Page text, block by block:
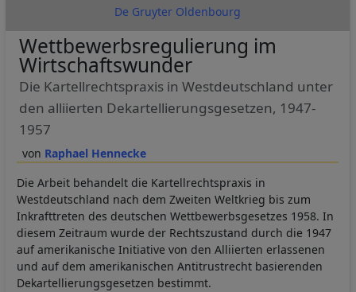
De Gruyter Oldenbourg
Raphael Hennecke
Wettbewerbsregulierung im
Wirtschaftswunder
Die Kartellrechtspraxis in Westdeutschland unter
den alliierten Dekartellierungsgesetzen, 1947-
1957
Die Arbeit behandelt die Kartellrechtspraxis in
Westdeutschland nach dem Zweiten Weltkrieg bis zum
Inkrafttreten des deutschen Wettbewerbsgesetzes 1958. In
diesem Zeitraum wurde der Rechtszustand durch die 1947
auf amerikanische Initiative von den Alliierten erlassenen
und auf dem amerikanischen Antitrustrecht basierenden
Dekartellierungsgesetzen bestimmt.